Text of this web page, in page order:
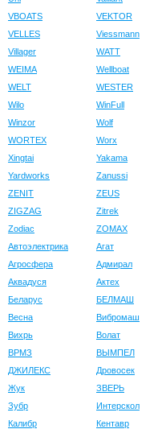
VBOATS
VEKTOR
VELLES
Viessmann
Villager
WATT
WEIMA
Wellboat
WELT
WESTER
Wilo
WinFull
Winzor
Wolf
WORTEX
Worx
Xingtai
Yakama
Yardworks
Zanussi
ZENIT
ZEUS
ZIGZAG
Zitrek
Zodiac
ZOMAX
Автоэлектрика
Агат
Агросфера
Адмирал
Аквадуся
Актех
Беларус
БЕЛМАШ
Весна
Вибромаш
Вихрь
Волат
ВРМЗ
ВЫМПЕЛ
ДЖИЛЕКС
Дровосек
Жук
ЗВЕРЬ
Зубр
Интерскол
Калибр
Кентавр